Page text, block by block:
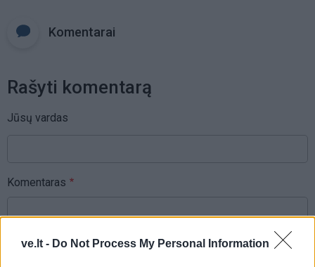
ve.lt - Do Not Process My Personal Information
Komentarai
Rašyti komentarą
Jūsų vardas
Komentaras